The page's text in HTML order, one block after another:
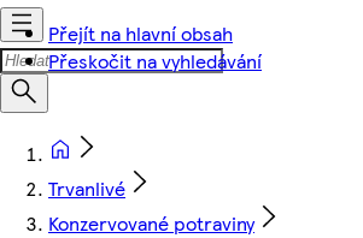
Přejít na hlavní obsah
Přeskočit na vyhledávání
Trvanlivé
Konzervované potraviny